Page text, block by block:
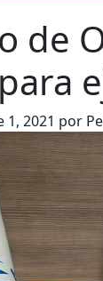
de
2021 por